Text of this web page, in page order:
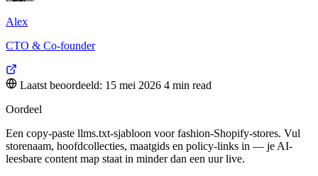
Alex
CTO & Co-founder
Laatst beoordeeld: 15 mei 2026 4 min read
Oordeel
Een copy-paste llms.txt-sjabloon voor fashion-Shopify-stores. Vul
storenaam, hoofdcollecties, maatgids en policy-links in — je AI-
leesbare content map staat in minder dan een uur live.